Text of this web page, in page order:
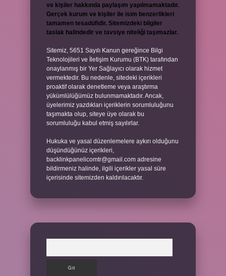
ve kişiler hakkında paylaşım yapılmamaktadır.
Gerçek kurum ve kişiler ile isim benzerlikleri
tamamen tesadüfidir. Sitemizdeki bilgiler
taslak halindedir ve tavsiye niteliği taşımazlar.
Sitemiz, 5651 Sayılı Kanun gereğince Bilgi
Teknolojileri ve İletişim Kurumu (BTK) tarafından
onaylanmış bir Yer Sağlayıcı olarak hizmet
vermektedir. Bu nedenle, sitedeki içerikleri
proaktif olarak denetleme veya araştırma
yükümlülüğümüz bulunmamaktadır. Ancak,
üyelerimiz yazdıkları içeriklerin sorumluluğunu
taşımakta olup, siteye üye olarak bu
sorumluluğu kabul etmiş sayılırlar.
Hukuka ve yasal düzenlemelere aykırı olduğunu
düşündüğünüz içerikleri,
backlinkpanelicomtr@gmail.com adresine
bildirmeniz halinde, ilgili içerikler yasal süre
içerisinde sitemizden kaldırılacaktır.